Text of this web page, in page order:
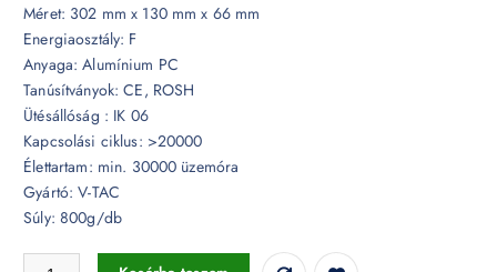
Méret: 302 mm x 130 mm x 66 mm
Energiaosztály: F
Anyaga: Alumínium PC
Tanúsítványok: CE, ROSH
Ütésállóság : IK 06
Kapcsolási ciklus: >20000
Élettartam: min. 30000 üzemóra
Gyártó: V-TAC
Súly: 800g/db
30W LED közvilágítás Samsung chip 6500K - PRO21538 mennyiség